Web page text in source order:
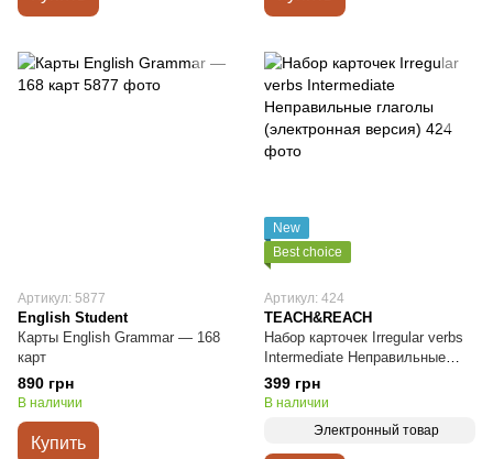
Артикул: 5877
English Student
Карты English Grammar — 168
карт
890 грн
В наличии
Купить
New
Best choice
Артикул: 424
TEACH&REACH
Набор карточек Irregular verbs
Intermediate Неправильные
глаголы (электронная версия)
399 грн
В наличии
Электронный товар